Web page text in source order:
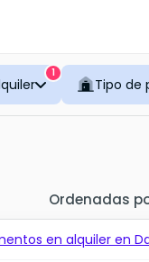
1
Tipo de
Ordenadas
en alquiler en